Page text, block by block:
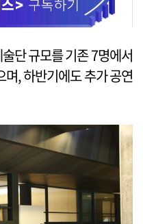
단 규모를 기존 7명에서
, 하반기에도 추가 공연